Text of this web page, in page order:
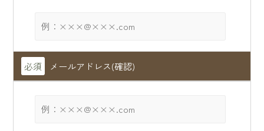
必須 メールアドレス(確認)